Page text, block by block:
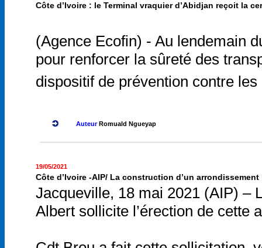
Côte d’Ivoire : le Terminal vraquier d’Abidjan reçoit la
(Agence Ecofin) - Au lendemain
pour renforcer la sûreté des
dispositif de prévention contre
AuteurRomuald Ngueyap
19/05/2021
Côte d’Ivoire -AIP/ La construction d’un
Jacqueville, 18 mai 2021 (AIP) –
Albert sollicite l’érection de cette